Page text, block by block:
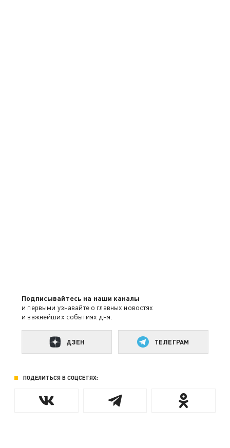
Подписывайтесь на наши каналы
и первыми узнавайте о главных новостях
и важнейших событиях дня.
ДЗЕН ТЕЛЕГРАМ
ПОДЕЛИТЬСЯ В СОЦСЕТЯХ: